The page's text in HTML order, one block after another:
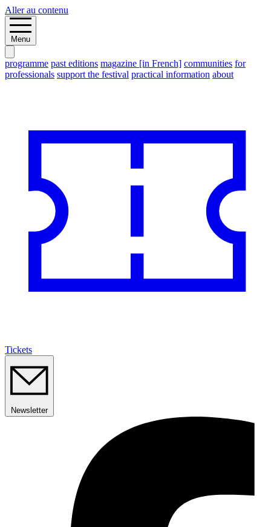
Aller au contenu
Menu
programme past editions magazine [in French] communities for
professionals support the festival practical information about
Tickets
Newsletter